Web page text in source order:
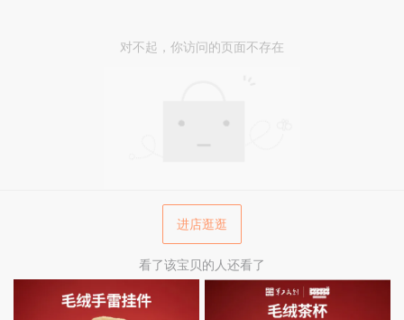
对不起，你访问的页面不存在
进店逛逛
看了该宝贝的人还看了